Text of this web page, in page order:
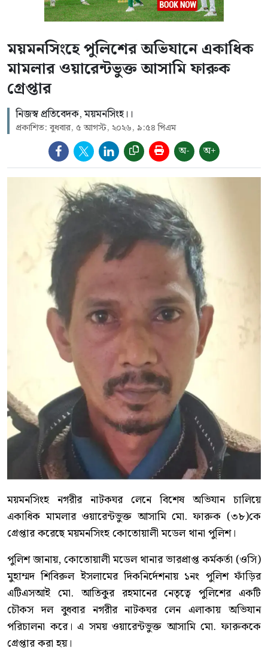
ময়মনসিংহে পুলিশের অভিযানে একাধিক
মামলার ওয়ারেন্টভুক্ত আসামি ফারুক
গ্রেপ্তার
নিজস্ব প্রতিবেদক, ময়মনসিংহ।।
প্রকাশিত: বুধবার, ৫ আগস্ট, ২০২৬, ৯:৫৪ পিএম
অ- অ+
ময়মনসিংহ নগরীর নাটকঘর লেনে বিশেষ অভিযান চালিয়ে
একাধিক মামলার ওয়ারেন্টভুক্ত আসামি মো. ফারুক (৩৮)কে
গ্রেপ্তার করেছে ময়মনসিংহ কোতোয়ালী মডেল থানা পুলিশ।
পুলিশ জানায়, কোতোয়ালী মডেল থানার ভারপ্রাপ্ত কর্মকর্তা (ওসি)
মুহাম্মদ শিবিরুল ইসলামের দিকনির্দেশনায় ১নং পুলিশ ফাঁড়ির
এটিএসআই মো. আতিকুর রহমানের নেতৃত্বে পুলিশের একটি
চৌকস দল বুধবার নগরীর নাটকঘর লেন এলাকায় অভিযান
পরিচালনা করে। এ সময় ওয়ারেন্টভুক্ত আসামি মো. ফারুককে
গ্রেপ্তার করা হয়।